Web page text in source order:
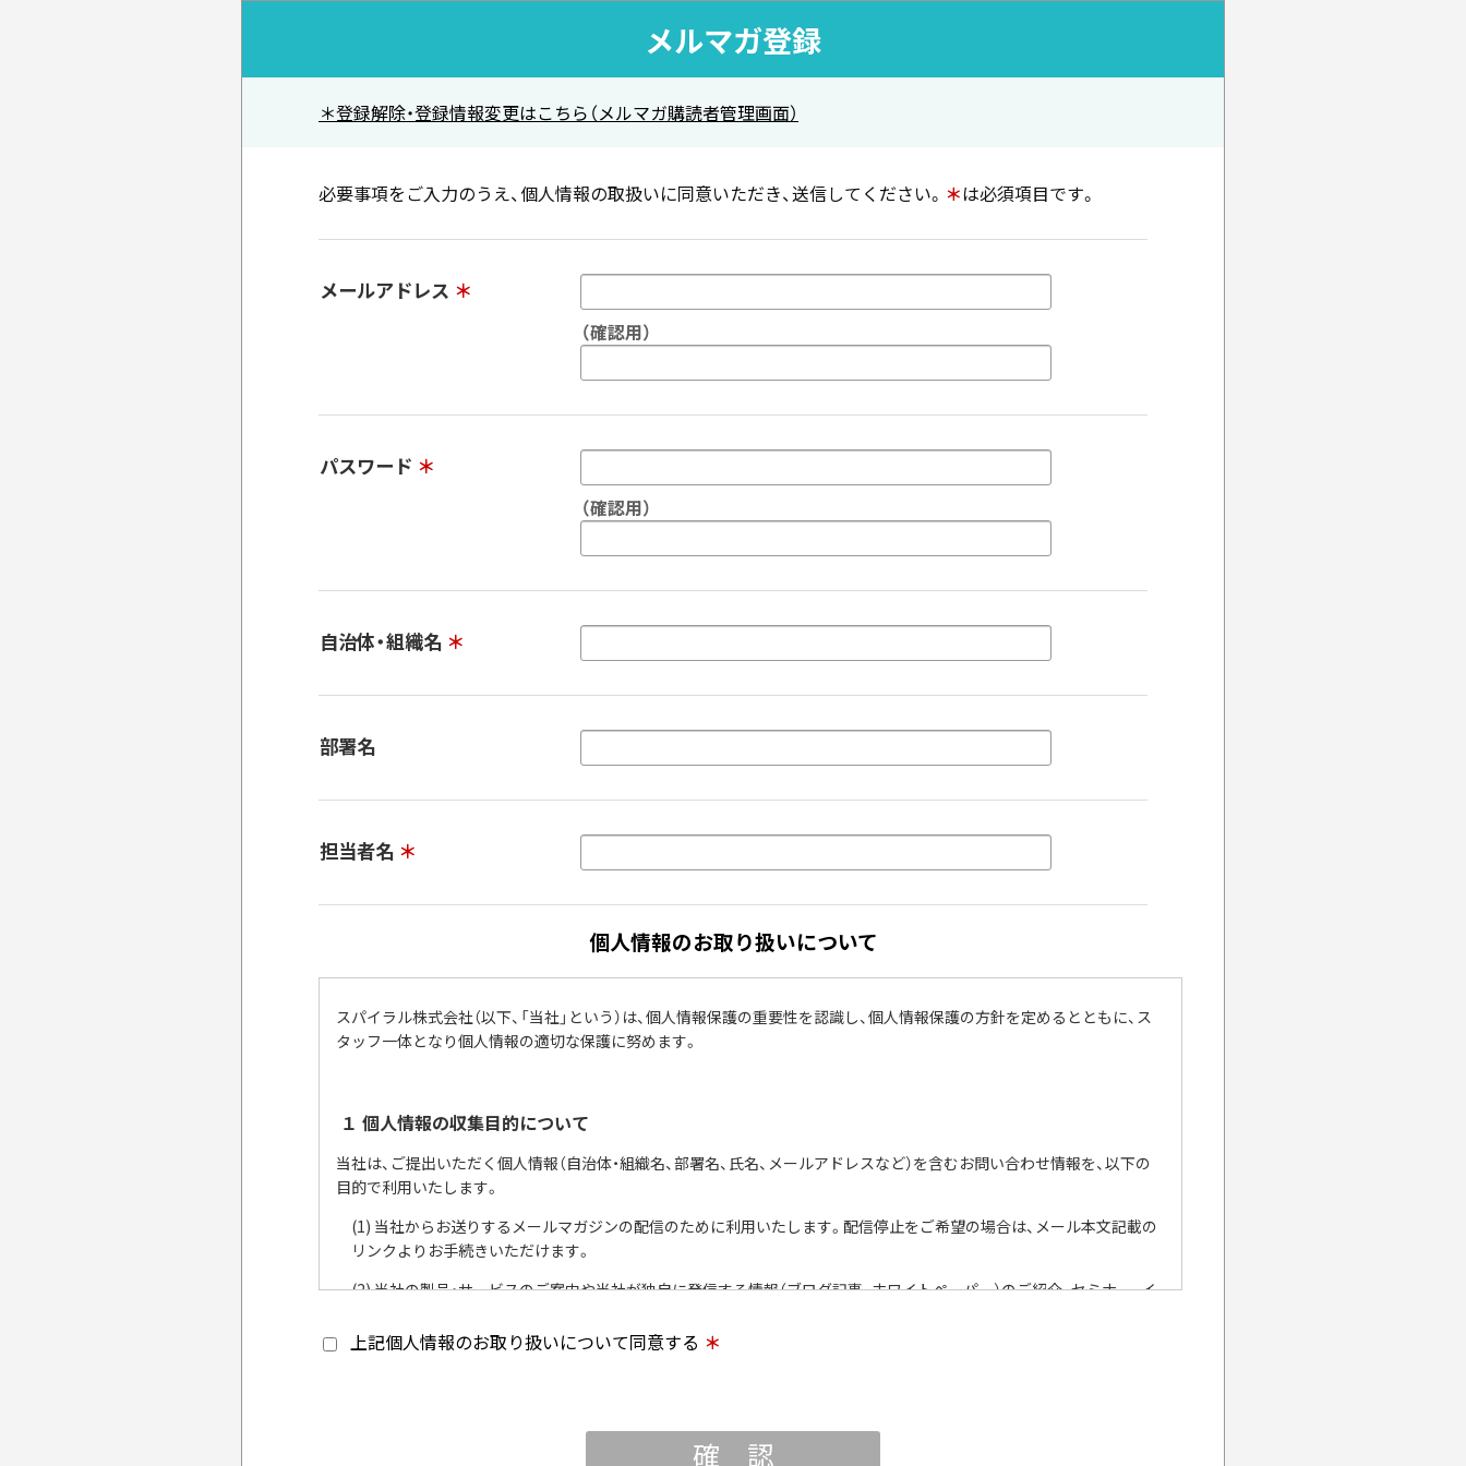
メルマガ登録
＊登録解除・登録情報変更はこちら（メルマガ購読者管理画面）
必要事項をご入力のうえ、個人情報の取扱いに同意いただき、送信してください。 ＊は必須項目です。
メールアドレス ＊
（確認用）
パスワード ＊
（確認用）
自治体・組織名 ＊
部署名
担当者名 ＊
個人情報のお取り扱いについて
スパイラル株式会社（以下、「当社」という）は、個人情報保護の重要性を認識し、個人情報保護の方針を定めるとともに、ス
タッフ一体となり個人情報の適切な保護に努めます。
１ 個人情報の収集目的について
当社は、ご提出いただく個人情報（自治体・組織名、部署名、氏名、メールアドレスなど）を含むお問い合わせ情報を、以下の
目的で利用いたします。
(1) 当社からお送りするメールマガジンの配信のために利用いたします。配信停止をご希望の場合は、メール本文記載の
リンクよりお手続きいただけます。
(2) 当社の製品・サービスのご案内や当社が独自に発信する情報（ブログ記事、ホワイトペーパー）のご紹介、セミナー、イ
(3) メールマガジン登録者情報の集計分析を行い、当社製品・サービスの企画開発や、販促営業活動、今後のセミナー・イベ
上記個人情報のお取り扱いについて同意する ＊